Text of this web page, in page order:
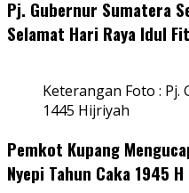
Pj. Gubernur Sumatera
Selamat Hari Raya Idul
Keterangan Foto :
1445 Hijriyah
Pemkot Kupang
Nyepi Tahun Caka 1945 H